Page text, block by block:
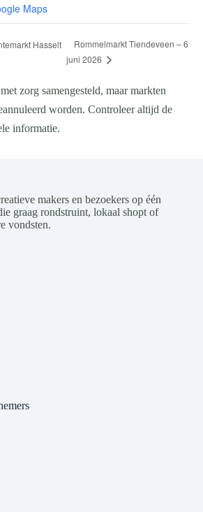
Maps
Hasselt
Rommelmarkt Tiendeveen – 6
juni 2026
zorg samengesteld, maar markten
worden. Controleer altijd de
informatie.
makers en bezoekers op één
graag rondstruint, lokaal shopt of
vondsten.